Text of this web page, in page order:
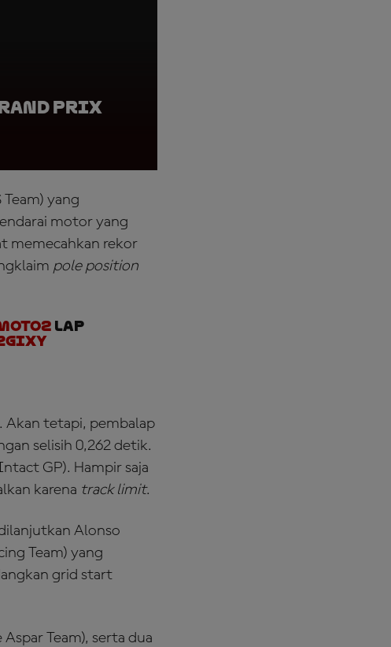
Prix
Team) yang
motor yang
memecahkan rekor
pole position
lap
Akan tetapi, pembalap
selisih 0,262 detik.
GP). Hampir saja
karena track limit.
Alonso
Team) yang
grid start
Team), serta dua